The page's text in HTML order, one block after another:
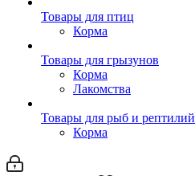
Товары для птиц
Корма
Товары для грызунов
Корма
Лакомства
Товары для рыб и рептилий
Корма